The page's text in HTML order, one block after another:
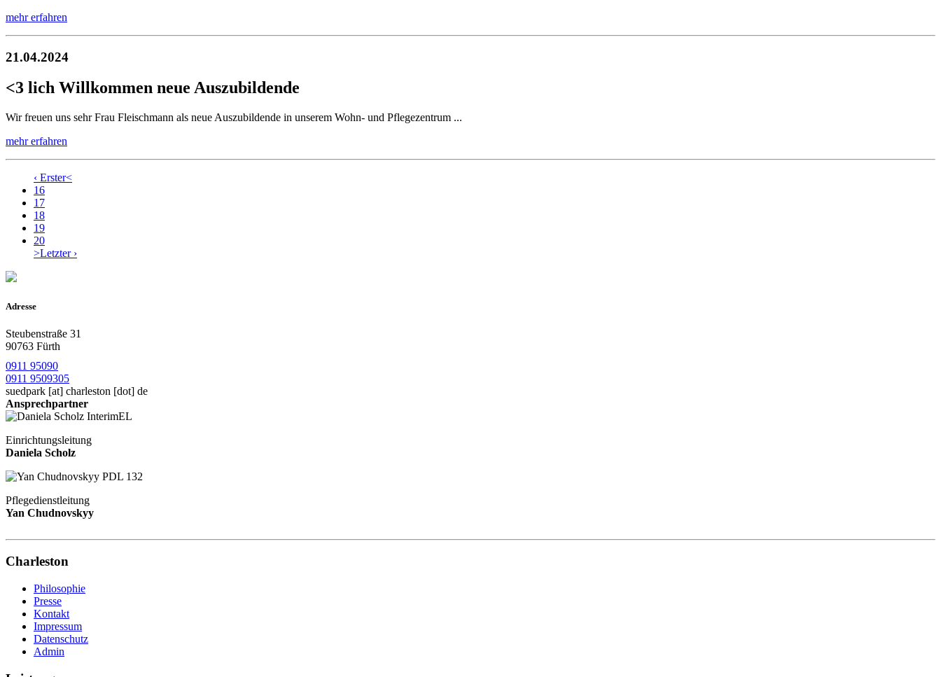
mehr erfahren
21.04.2024
<3 lich Willkommen neue Auszubildende
Wir freuen uns sehr Frau Fleischmann als neue Auszubildende in unserem Wohn- und Pflegezentrum ...
mehr erfahren
‹ Erster<
16
17
18
19
20
>Letzter ›
Adresse
Steubenstraße 31
90763 Fürth
0911 95090
0911 9509305
suedpark [at] charleston [dot] de
Ansprechpartner
Einrichtungsleitung
Daniela Scholz
Pflegedienstleitung
Yan Chudnovskyy
Charleston
Philosophie
Presse
Kontakt
Impressum
Datenschutz
Admin